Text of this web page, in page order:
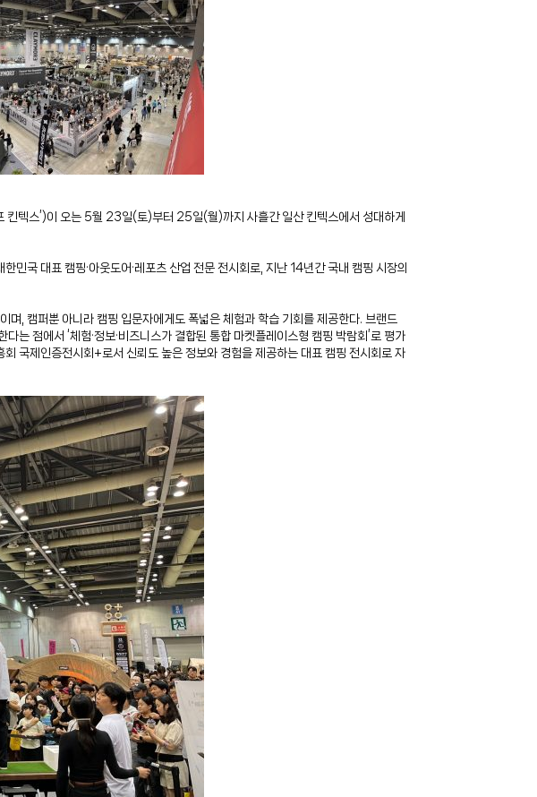
텍스’)이 오는 5월 23일(토)부터 25일(월)까지 사흘간 일산 킨텍스에서 성대하게
국 대표 캠핑·아웃도어·레포츠 산업 전문 전시회로, 지난 14년간 국내 캠핑 시장의
, 캠퍼뿐 아니라 캠핑 입문자에게도 폭넓은 체험과 학습 기회를 제공한다. 브랜드
는 점에서 ‘체험·정보·비즈니스가 결합된 통합 마켓플레이스형 캠핑 박람회’로 평가
국제인증전시회+로서 신뢰도 높은 정보와 경험을 제공하는 대표 캠핑 전시회로 자